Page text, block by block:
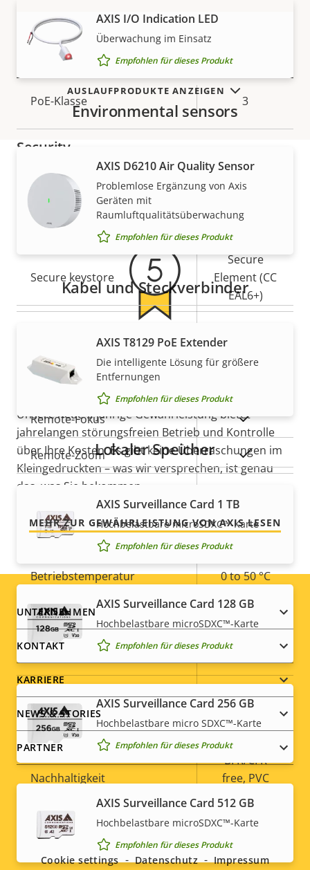
Integriertes Mikrofon
Netzwerk
Eigentumsbeschreibung Eigentumswert
PoE-Klasse 3
Security
Eigentumsbeschreibung Eigentumswert
Signiertes OS
Secure Boot
Secure keystore
Secure
Element (CC
EAL6+)
Allgemein
Eigentumsbeschreibung Eigentumswert
Remote-Fokus Ja
Remote-Zoom Ja
Lokaler Speicher
(Speicherkarteneinschub)
Ja
Betriebstemperatur 0 to 50 °C
Für den Außenbereich
geeignet
Vandalismus-Schutzklasse IK10
Nachlackierungsgeeignet Ja
Nachhaltigkeit
BFR/CFR
free, PVC
free
MEHR ANZEIGEN
AXIS I/O Indication LED
Überwachung im Einsatz
Empfohlen für dieses Produkt
Environmental sensors
AXIS D6210 Air Quality Sensor
Problemlose Ergänzung von Axis
Geräten mit
Raumluftqualitätsüberwachung
Empfohlen für dieses Produkt
Kabel und Steckverbinder
AXIS T8129 PoE Extender
Die intelligente Lösung für größere
Entfernungen
Empfohlen für dieses Produkt
Lokaler Speicher
AXIS Surveillance Card 1 TB
Hochbelastbare microSDXC™-Karte
Empfohlen für dieses Produkt
AXIS Surveillance Card 128 GB
Hochbelastbare microSDXC™-Karte
Empfohlen für dieses Produkt
AXIS Surveillance Card 256 GB
Hochbelastbare micro SDXC™-Karte
Empfohlen für dieses Produkt
AXIS Surveillance Card 512 GB
Hochbelastbare microSDXC™-Karte
Empfohlen für dieses Produkt
AUSLAUFPRODUKTE ANZEIGEN
Gewährleistung
5-Jahres-Gewährleistung für
ein sicheres Gefühl
Unsere neue 5-jährige Gewährleistung bietet
jahrelangen störungsfreien Betrieb und Kontrolle
über Ihre Kosten. Es gibt keine Überraschungen im
Kleingedruckten – was wir versprechen, ist genau
das, was Sie bekommen.
MEHR ZUR GEWÄHRLEISTUNG VON AXIS LESEN
Footer
menu
UNTERNEHMEN
KONTAKT
KARRIERE
NEWS & STORIES
PARTNER
Social
menu
Cookie settings Datenschutz Impressum